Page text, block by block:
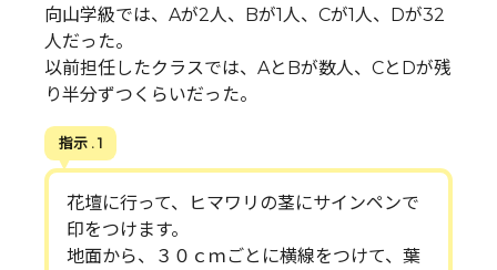
向山学級では、Aが2人、Bが1人、Cが1人、Dが32
人だった。
以前担任したクラスでは、AとBが数人、CとDが残
り半分ずつくらいだった。
指示 . 1
花壇に行って、ヒマワリの茎にサインペンで
印をつけます。
地面から、３０ｃｍごとに横線をつけて、葉